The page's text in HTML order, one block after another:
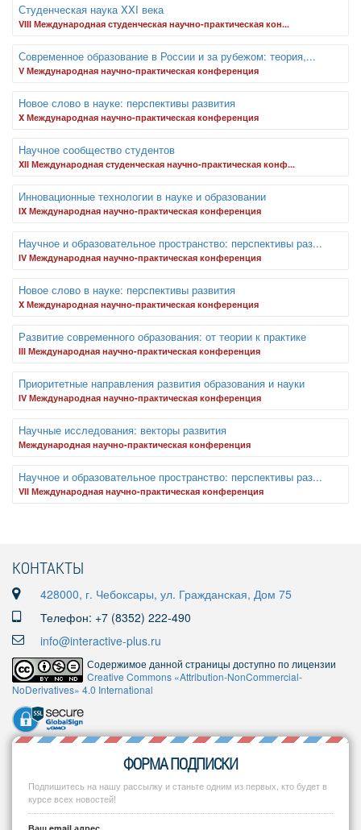
Студенческая наука XXI века
VIII Международная студенческая научно-практическая кон...
Современное образование в России и за рубежом: теория,...
V Международная научно-практическая конференция
Новое слово в науке: перспективы развития
X Международная научно-практическая конференция
Научное сообщество студентов
XII Международная студенческая научно-практическая конф...
Инновационные технологии в науке и образовании
IX Международная научно-практическая конференция
Научное и образовательное пространство: перспективы раз...
IV Международная научно-практическая конференция
Новое слово в науке: перспективы развития
X Международная научно-практическая конференция
Развитие современного образования: от теории к практике
III Международная научно-практическая конференция
Приоритетные направления развития образования и науки
IV Международная научно-практическая конференция
Научные исследования: векторы развития
Международная научно-практическая конференция
Научное и образовательное пространство: перспективы раз...
VII Международная научно-практическая конференция
КОНТАКТЫ
428000, г. Чебоксары, ул. Гражданская, Дом 75
Телефон: +7 (8352) 222-490
info@interactive-plus.ru
Содержимое данной страницы доступно по лицензии
Creative Commons «Attribution-NonCommercial-
NoDerivatives» 4.0 International
ФОРМА ПОДПИСКИ
Подпишитесь на нашу рассылку и станьте одним из первых, кто будет в
курсе всех новостей!